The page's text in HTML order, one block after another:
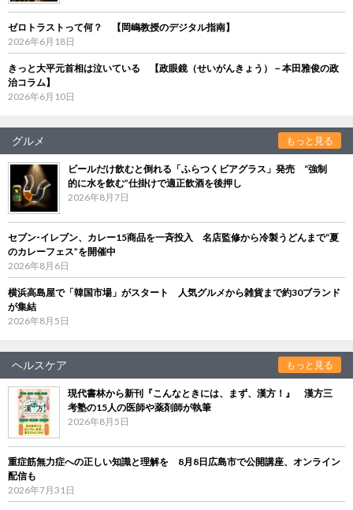
ゼロトラストって何？ 【岡嶋教授のデジタル指南】
2026年6月18日
きっと大平元首相は泣いている 【政眼鏡（せいがんきょう）－本田雅俊の政
治コラム】
2026年6月10日
グルメ もっと見る
ビールだけ飲むと倒れる「ふらつくビアグラス」発売 “強制
的に水を飲む”仕掛けで適正飲酒を後押し
2026年8月7日
セブン‐イレブン、カレー15商品を一斉投入 名店監修から冷製うどんまで“夏
のカレーフェス”を開催中
2026年8月6日
横浜高島屋で「韓国市場」がスタート 人気グルメから雑貨まで約30ブランド
が集結
2026年8月5日
ヘルスケア もっと見る
現代書林から新刊『こんなときには、まず、漢方！』 漢方三
考塾の15人の医師や薬剤師が執筆
2026年8月5日
重症筋無力症への正しい知識と理解を 8月8日広島市で公開講座、オンライン
配信も
2026年7月31日